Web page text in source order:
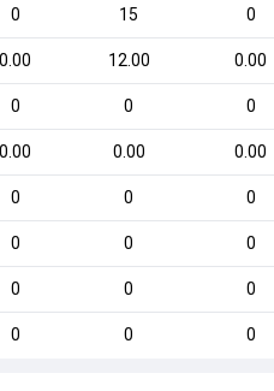
0 15 0
0.00 12.00 0.00
0 0 0
0.00 0.00 0.00
0 0 0
0 0 0
0 0 0
0 0 0